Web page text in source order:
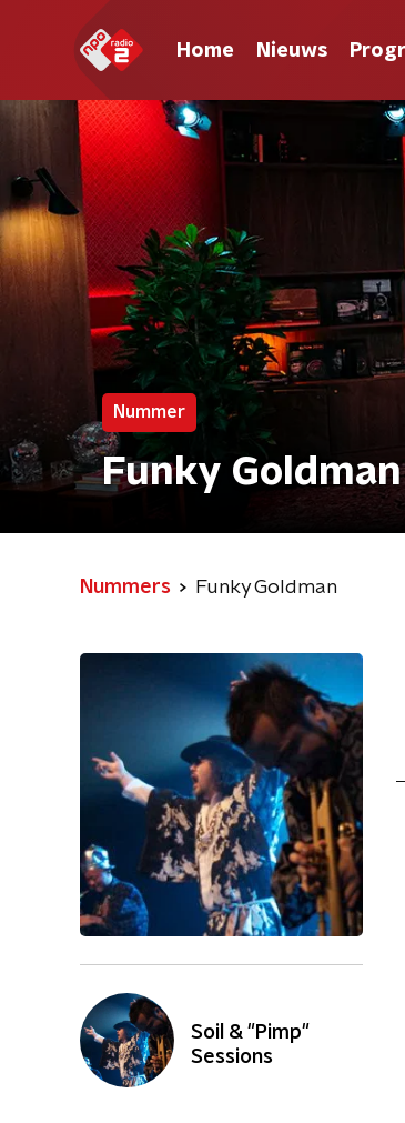
Home Nieuws
Nummer
Funky
Nummers Funky Goldman
Soil & "Pimp"
Sessions